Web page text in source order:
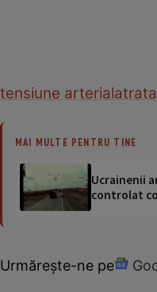
tensiune arteriala
MAI MULTE PENTRU TINE
Ucrainenii
controlat
Urmărește-ne pe